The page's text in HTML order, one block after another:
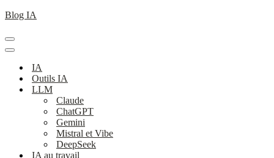
Blog IA
Menu
de
Menu
navigation
IA
Outils IA
LLM
Claude
ChatGPT
Gemini
Mistral et Vibe
DeepSeek
IA au travail